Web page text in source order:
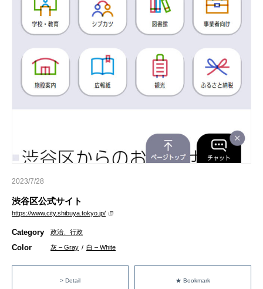
2023/7/28
渋谷区公式サイト
https://www.city.shibuya.tokyo.jp/
Category 政治、行政
Color 灰 – Gray / 白 – White
> Detail ★ Bookmark